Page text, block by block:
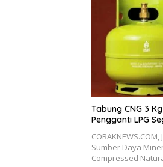
Tabung CNG 3
Pengganti LPG
Sumber Daya
Compressed